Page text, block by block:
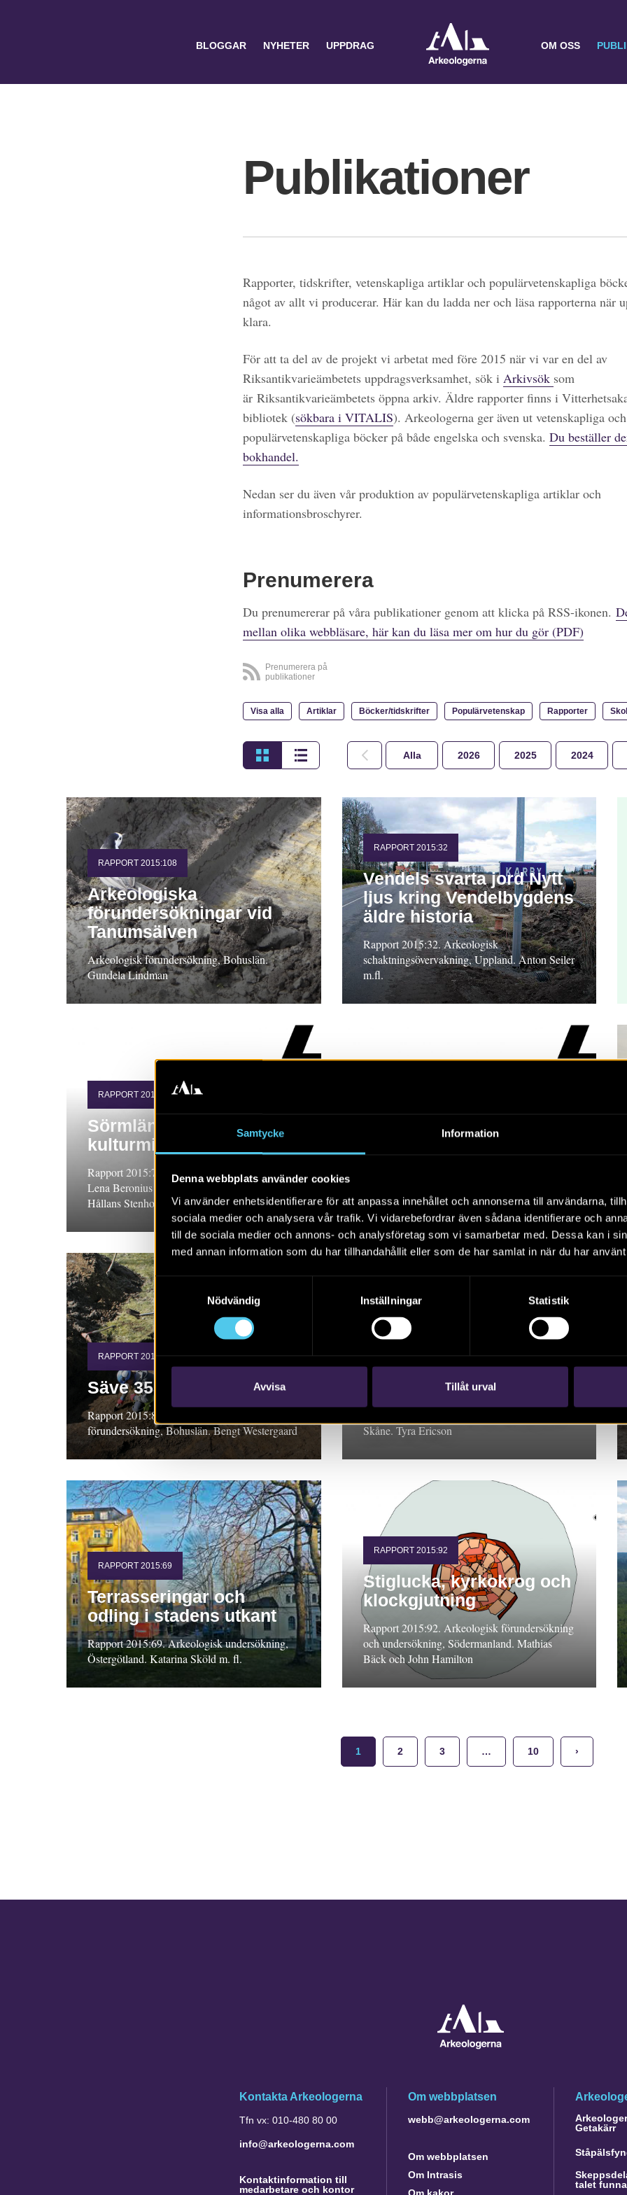
Samtycke Information
Denna webbplats använder cookies
Vi använder enhetsidentifierare för att anpassa innehållet och annonserna till användarna,
sociala medier och analysera vår trafik. Vi vidarebefordrar även sådana identifierare och
till de sociala medier och annons- och analysföretag som vi samarbetar med. Dessa kan i
med annan information som du har tillhandahållit eller som de har samlat in när du har
Nödvändig
Inställningar Statistik
Avvisa Tillåt urval
BLOGGAR NYHETER UPPDRAG OM OSS
Publikationer
Rapporter, tidskrifter, vetenskapliga artiklar och populärvetenskapliga
något av allt vi producerar. Här kan du ladda ner och läsa rapporterna när
klara.
För att ta del av de projekt vi arbetat med före 2015 när vi var en del av
Riksantikvarieämbetets uppdragsverksamhet, sök i Arkivsök som
är Riksantikvarieämbetets öppna arkiv. Äldre rapporter finns i
bibliotek (sökbara i VITALIS). Arkeologerna ger även ut vetenskapliga och
populärvetenskapliga böcker på både engelska och svenska. Du beställer
bokhandel.
Nedan ser du även vår produktion av populärvetenskapliga artiklar och
informationsbroschyrer.
Prenumerera
Du prenumererar på våra publikationer genom att klicka på RSS-ikonen.
mellan olika webbläsare, här kan du läsa mer om hur du gör (PDF)
Prenumerera på
publikationer
Visa alla Artiklar Böcker/tidskrifter Populärvetenskap Rapporter
Alla 2026 2025 2024
RAPPORT 2015:108
Arkeologiska
förundersökningar vid
Tanumsälven
Arkeologisk förundersökning, Bohuslän.
Gundela Lindman
RAPPORT 2015:32
Vendels svarta jord Nytt
ljus kring Vendelbygdens
äldre historia
Rapport 2015:32. Arkeologisk
schaktningsövervakning, Uppland. Anton Seiler
m.fl.
RAPPORT 2015:73
Sörmländska torp i
kulturmiljövården
Rapport 2015:73. FoU-projekt, Södermanland.
Lena Beronius Jörpeland och Ann-Mari
Hållans Stenholm
Omdragning av
kraftledning
förundersökning, Södermanland. Ulf Strucke
RAPPORT 2015:82
Säve 353 och 354
Rapport 2015:82. Arkeologisk
förundersökning, Bohuslän. Bengt Westergaard
RAPPORT 2015:62
förhistoriska
boplatslämningar
Skåne. Tyra Ericson
RAPPORT 2015:69
Terrasseringar och
odling i stadens utkant
Rapport 2015:69. Arkeologisk undersökning,
Östergötland. Katarina Sköld m. fl.
RAPPORT 2015:92
Stiglucka, kyrkokrog och
klockgjutning
Rapport 2015:92. Arkeologisk förundersökning
och undersökning, Södermanland. Mathias
Bäck och John Hamilton
1 2 3 … 10 ›
Kontakta Arkeologerna
Tfn vx: 010-480 80 00
info@arkeologerna.com
Kontaktinformation till
medarbetare och kontor
Om webbplatsen
webb@arkeologerna.com
Om webbplatsen
Om Intrasis
Getakärr
talet